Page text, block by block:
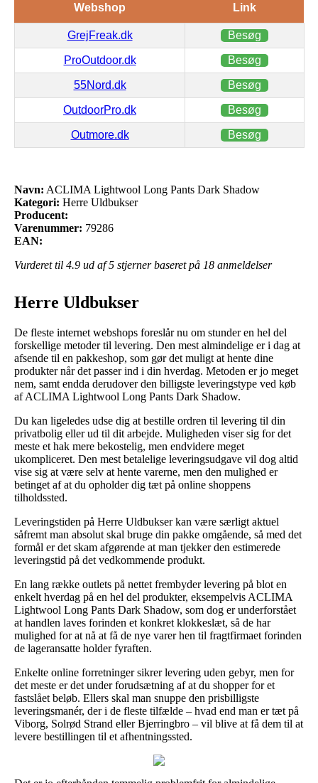
Webshop Link
GrejFreak.dk Besøg
ProOutdoor.dk Besøg
55Nord.dk Besøg
OutdoorPro.dk Besøg
Outmore.dk Besøg
Navn: ACLIMA Lightwool Long Pants Dark Shadow
Kategori: Herre Uldbukser
Producent:
Varenummer: 79286
EAN:
Vurderet til 4.9 ud af 5 stjerner baseret på 18 anmeldelser
Herre Uldbukser
De fleste internet webshops foreslår nu om stunder en hel del
forskellige metoder til levering. Den mest almindelige er i dag at
afsende til en pakkeshop, som gør det muligt at hente dine
produkter når det passer ind i din hverdag. Metoden er jo meget
nem, samt endda derudover den billigste leveringstype ved køb
af ACLIMA Lightwool Long Pants Dark Shadow.
Du kan ligeledes udse dig at bestille ordren til levering til din
privatbolig eller ud til dit arbejde. Muligheden viser sig for det
meste et hak mere bekostelig, men endvidere meget
ukompliceret. Den mest betalelige leveringsudgave vil dog altid
vise sig at være selv at hente varerne, men den mulighed er
betinget af at du opholder dig tæt på online shoppens
tilholdssted.
Leveringstiden på Herre Uldbukser kan være særligt aktuel
såfremt man absolut skal bruge din pakke omgående, så med det
formål er det skam afgørende at man tjekker den estimerede
leveringstid på det vedkommende produkt.
En lang række outlets på nettet frembyder levering på blot en
enkelt hverdag på en hel del produkter, eksempelvis ACLIMA
Lightwool Long Pants Dark Shadow, som dog er underforstået
at handlen laves forinden et konkret klokkeslæt, så de har
mulighed for at nå at få de nye varer hen til fragtfirmaet forinden
de lageransatte holder fyraften.
Enkelte online forretninger sikrer levering uden gebyr, men for
det meste er det under forudsætning af at du shopper for et
fastslået beløb. Ellers skal man snuppe den prisbilligste
leveringsmanér, der i de fleste tilfælde – hvad end man er tæt på
Viborg, Solrød Strand eller Bjerringbro – vil blive at få dem til at
levere bestillingen til et afhentningssted.